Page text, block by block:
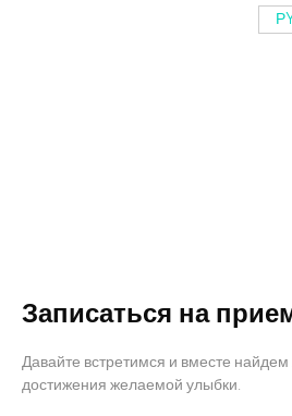
Записаться на
Давайте встретимся и вместе
достижения желаемой улыбки.